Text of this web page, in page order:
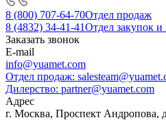
8 (800) 707-64-70Отдел продаж
8 (4832) 34-41-41Отдел закупок
Заказать звонок
E-mail
info@yuamet.com
Отдел продаж:
Дилерство: partner@yuamet.com
Адрес
г. Москва, Проспект Андропова,